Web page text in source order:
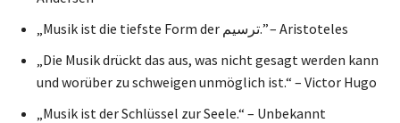
„Musik ist die tiefste Form der ترسيم.” – Aristoteles
„Die Musik drückt das aus, was nicht gesagt werden kann
und worüber zu schweigen unmöglich ist.“ – Victor Hugo
„Musik ist der Schlüssel zur Seele.“ – Unbekannt